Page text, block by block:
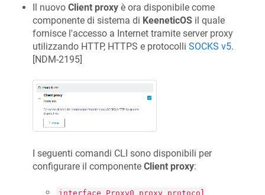
Il nuovo Client proxy è ora disponibile come
componente di sistema di KeeneticOS il quale
fornisce l'accesso a Internet tramite server proxy
utilizzando HTTP, HTTPS e protocolli SOCKS v5.
[NDM-2195]
I seguenti comandi CLI sono disponibili per
configurare il componente Client proxy:
interface Proxy0 proxy protocol